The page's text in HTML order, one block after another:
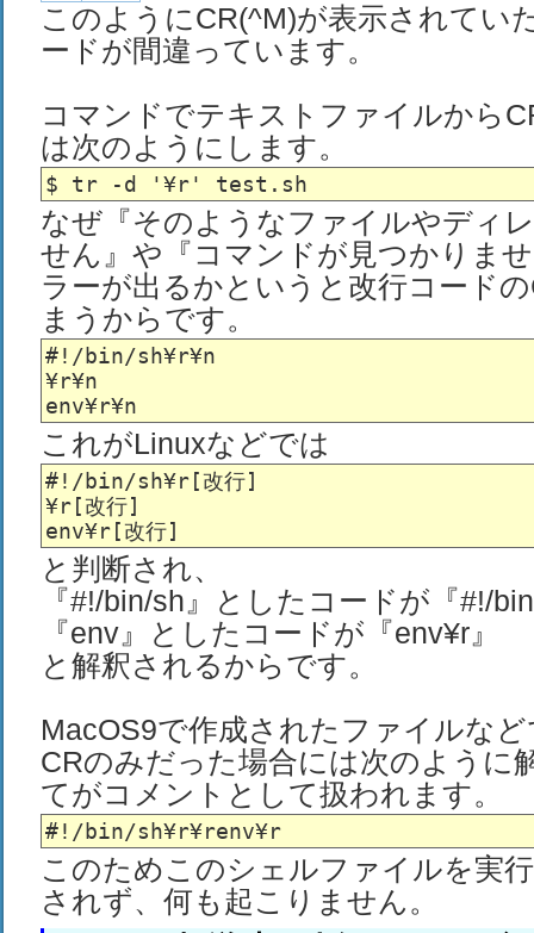
このようにCR(^M)が表示されてい
ードが間違っています。
コマンドでテキストファイルから
は次のようにします。
なぜ『そのようなファイルやディ
せん』や『コマンドが見つかりま
ラーが出るかというと改行コード
まうからです。
#!/bin/sh¥r¥n
¥r¥n
これがLinuxなどでは
#!/bin/sh¥r[改行]
¥r[改行]
と判断され、
『#!/bin/sh』としたコードが『#!/
『env』としたコードが『env¥r』
と解釈されるからです。
MacOS9で作成されたファイルな
CRのみだった場合には次のように
てがコメントとして扱われます。
このためこのシェルファイルを実
されず、何も起こりません。